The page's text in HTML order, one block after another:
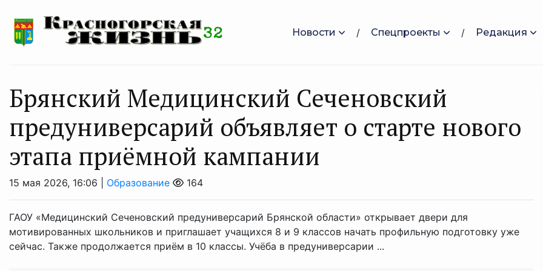
Новости Спецпроекты Редакция
Брянский Медицинский Сеченовский
предуниверсарий объявляет о старте нового
этапа приёмной кампании
15 мая 2026, 16:06 | Образование 164
ГАОУ «Медицинский Сеченовский предуниверсарий Брянской области» открывает двери для
мотивированных школьников и приглашает учащихся 8 и 9 классов начать профильную подготовку уже
сейчас. Также продолжается приём в 10 классы. Учёба в предуниверсарии ...